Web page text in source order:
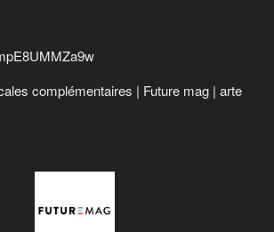
complémentaires | Future mag | arte